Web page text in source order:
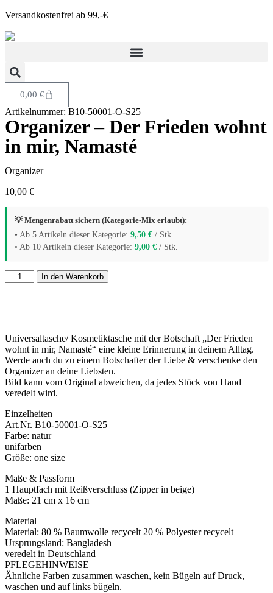
Versandkostenfrei ab 99,-€
0,00 €
Artikelnummer: B10-50001-O-S25
Organizer – Der Frieden wohnt
in mir, Namasté
Organizer
10,00 €
💡 Mengenrabatt sichern (Kategorie-Mix erlaubt):
• Ab 5 Artikeln dieser Kategorie: 9,50 € / Stk.
• Ab 10 Artikeln dieser Kategorie: 9,00 € / Stk.
In den Warenkorb
Universaltasche/ Kosmetiktasche mit der Botschaft „Der Frieden
wohnt in mir, Namasté“ eine kleine Erinnerung in deinem Alltag.
Werde auch du zu einem Botschafter der Liebe & verschenke den
Organizer an deine Liebsten.
Bild kann vom Original abweichen, da jedes Stück von Hand
veredelt wird.
Einzelheiten
Art.Nr. B10-50001-O-S25
Farbe: natur
unifarben
Größe: one size
Maße & Passform
1 Hauptfach mit Reißverschluss (Zipper in beige)
Maße: 21 cm x 16 cm
Material
Material: 80 % Baumwolle recycelt 20 % Polyester recycelt
Ursprungsland: Bangladesh
veredelt in Deutschland
PFLEGEHINWEISE
Ähnliche Farben zusammen waschen, kein Bügeln auf Druck,
waschen und auf links bügeln.